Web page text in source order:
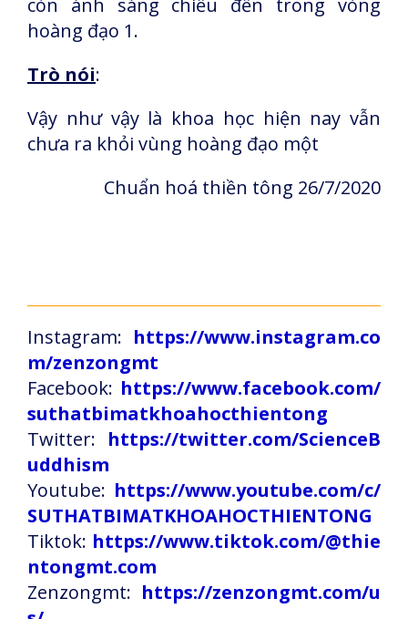
còn ánh sáng chiếu đến trong vòng
hoàng đạo 1.
Trò nói:
Vậy như vậy là khoa học hiện nay vẫn
chưa ra khỏi vùng hoàng đạo một
Chuẩn hoá thiền tông 26/7/2020
Instagram: https://www.instagram.co
m/zenzongmt
Facebook: https://www.facebook.com/
suthatbimatkhoahocthientong
Twitter: https://twitter.com/ScienceB
uddhism
Youtube: https://www.youtube.com/c/
SUTHATBIMATKHOAHOCTHIENTONG
Tiktok: https://www.tiktok.com/@thie
ntongmt.com
Zenzongmt: https://zenzongmt.com/u